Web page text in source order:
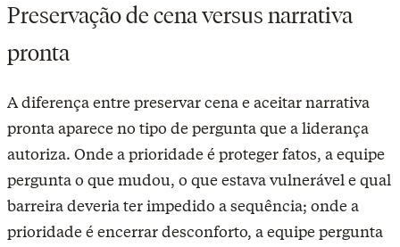
Preservação de cena versus narrativa
pronta
A diferença entre preservar cena e aceitar narrativa
pronta aparece no tipo de pergunta que a liderança
autoriza. Onde a prioridade é proteger fatos, a equipe
pergunta o que mudou, o que estava vulnerável e qual
barreira deveria ter impedido a sequência; onde a
prioridade é encerrar desconforto, a equipe pergunta